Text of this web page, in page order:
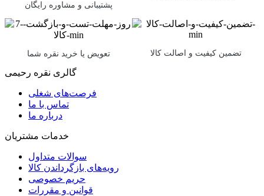
پشتیبانی و مشاوره رایگان
تعویض یا خرید نقره شما تضمین کیفیت و اصالت کالا
گالری نقره رحیمی
فرصت‌های شغلی
تماس با ما
درباره ما
خدمات مشتریان
سوالات متداول
رویه‌های بازگرداندن کالا
حریم خصوصی
قوانین و مقررات